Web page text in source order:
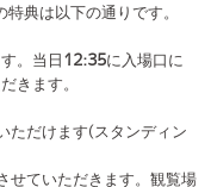
示させていただ
要な場合がござ
済ませの上一般